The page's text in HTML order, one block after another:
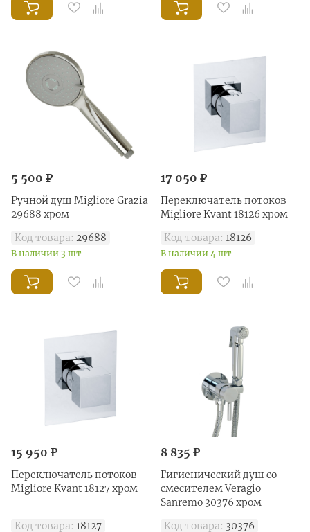
5 500 ₽
Ручной душ Migliore Grazia
29688 хром
Код товара: 29688
В наличии 3 шт
17 050 ₽
Переключатель потоков
Migliore Kvant 18126 хром
Код товара: 18126
В наличии 4 шт
15 950 ₽
Переключатель потоков
Migliore Kvant 18127 хром
Код товара: 18127
8 835 ₽
Гигиенический душ со
смесителем Veragio
Sanremo 30376 хром
Код товара: 30376